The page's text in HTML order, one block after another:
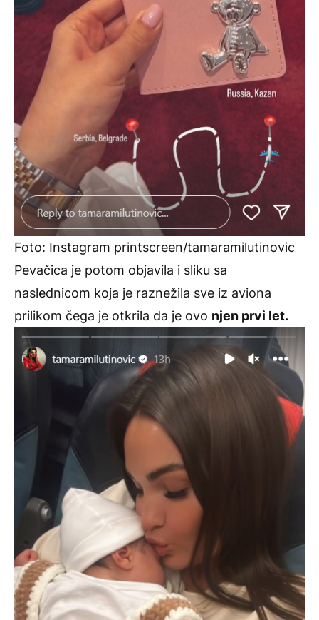
Foto: Instagram printscreen/tamaramilutinovic
Pevačica je potom objavila i sliku sa
naslednicom koja je raznežila sve iz aviona
prilikom čega je otkrila da je ovo njen prvi let.